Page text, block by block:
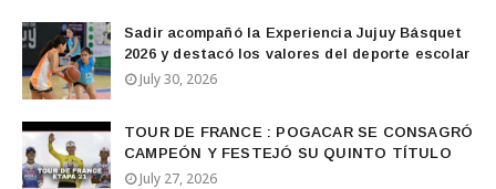
Sadir acompañó la Experiencia Jujuy Básquet
2026 y destacó los valores del deporte escolar
July 30, 2026
TOUR DE FRANCE : POGACAR SE CONSAGRÓ
CAMPEÓN Y FESTEJÓ SU QUINTO TÍTULO
July 27, 2026